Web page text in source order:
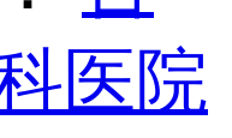
医院